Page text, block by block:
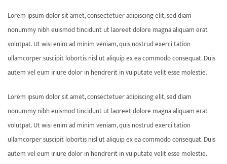
Lorem ipsum dolor sit amet, consectetuer adipiscing elit, sed diam
nonummy nibh euismod tincidunt ut laoreet dolore magna aliquam erat
volutpat. Ut wisi enim ad minim veniam, quis nostrud exerci tation
ullamcorper suscipit lobortis nisl ut aliquip ex ea commodo consequat. Duis
autem vel eum iriure dolor in hendrerit in vulputate velit esse molestie.
Lorem ipsum dolor sit amet, consectetuer adipiscing elit, sed diam
nonummy nibh euismod tincidunt ut laoreet dolore magna aliquam erat
volutpat. Ut wisi enim ad minim veniam, quis nostrud exerci tation
ullamcorper suscipit lobortis nisl ut aliquip ex ea commodo consequat. Duis
autem vel eum iriure dolor in hendrerit in vulputate velit esse molestie.